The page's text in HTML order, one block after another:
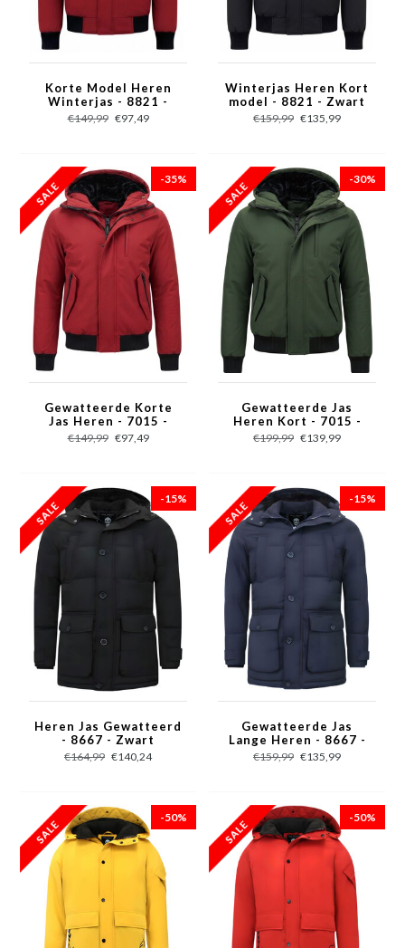
Korte Model Heren
Winterjas - 8821 -
Rood
€149,99 €97,49
Winterjas Heren Kort
model - 8821 - Zwart
€159,99 €135,99
-35%
Gewatteerde Korte
Jas Heren - 7015 -
Rood
€149,99 €97,49
-30%
Gewatteerde Jas
Heren Kort - 7015 -
Groen
€199,99 €139,99
-15%
Heren Jas Gewatteerd
- 8667 - Zwart
€164,99 €140,24
-15%
Gewatteerde Jas
Lange Heren - 8667 -
Blauw
€159,99 €135,99
-50% -50%